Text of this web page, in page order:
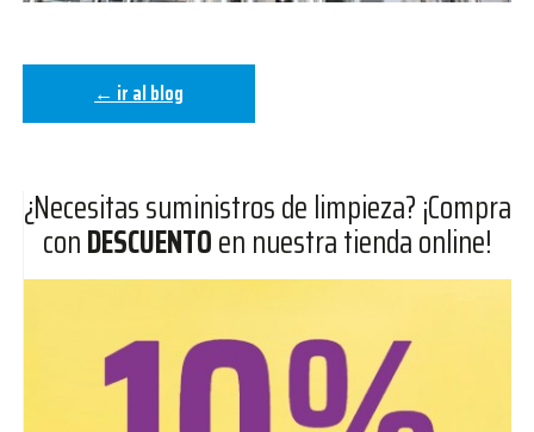
← ir al blog
¿Necesitas suministros de limpieza? ¡Compra
conDESCUENTOen nuestra tienda online!